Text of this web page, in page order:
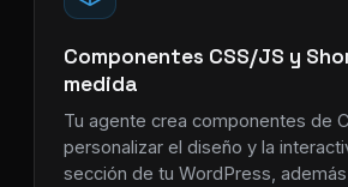
Componentes CSS/JS y
medida
Tu agente crea componentes de
personalizar el diseño y la
sección de tu WordPress,